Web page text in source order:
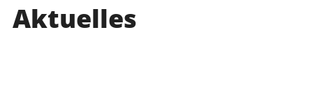
Aktuelles